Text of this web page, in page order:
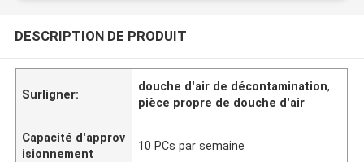
DESCRIPTION DE PRODUIT
Surligner:
douche d'air de décontamination,
pièce propre de douche d'air
Capacité d'approv
isionnement
10 PCs par semaine